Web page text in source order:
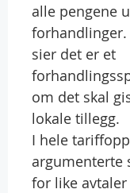
alle pengene
forhandlinger.
sier det er et
om det skal
lokale tillegg.
I hele
argumenterte
for like